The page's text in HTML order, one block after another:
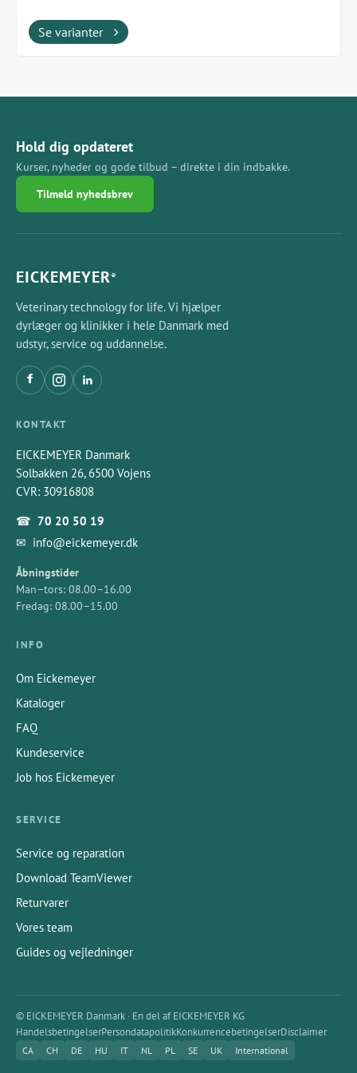
Se varianter
Hold dig opdateret
Kurser, nyheder og gode tilbud – direkte i din indbakke.
Tilmeld nyhedsbrev
EICKEMEYER®
Veterinary technology for life. Vi hjælper
dyrlæger og klinikker i hele Danmark med
udstyr, service og uddannelse.
KONTAKT
EICKEMEYER Danmark
Solbakken 26, 6500 Vojens
CVR: 30916808
☎ 70 20 50 19
✉ info@eickemeyer.dk
Åbningstider
Man–tors: 08.00–16.00
Fredag: 08.00–15.00
INFO
Om Eickemeyer
Kataloger
FAQ
Kundeservice
Job hos Eickemeyer
SERVICE
Service og reparation
Download TeamViewer
Returvarer
Vores team
Guides og vejledninger
© EICKEMEYER Danmark · En del af EICKEMEYER KG
HandelsbetingelserPersondatapolitikKonkurrencebetingelserDisclaimer
CA CH DE HU IT NL PL SE UK International